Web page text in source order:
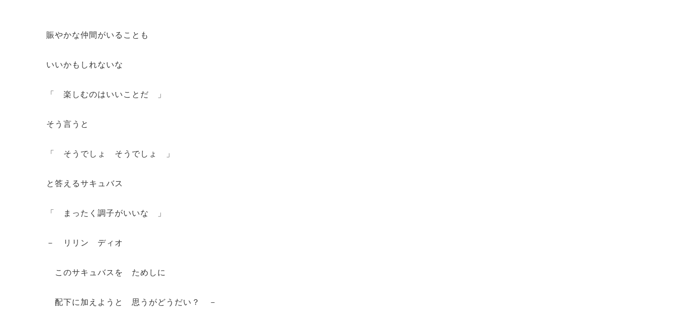
賑やかな仲間がいることも
いいかもしれないな
「 楽しむのはいいことだ 」
そう言うと
「 そうでしょ そうでしょ 」
と答えるサキュバス
「 まったく調子がいいな 」
－ リリン ディオ
このサキュバスを ためしに
配下に加えようと 思うがどうだい？ －